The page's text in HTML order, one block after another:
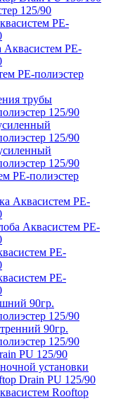
125/90
PE-
Аквасистем PE-
PE-полиэстер
трубы
125/90
125/90
125/90
РЕ-полиэстер
Аквасистем PE-
Аквасистем PE-
PE-
PE-
90гр.
125/90
90гр.
125/90
PU 125/90
установки
Drain PU 125/90
Rooftop